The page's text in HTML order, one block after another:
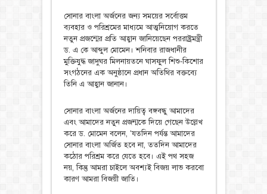
সোনার বাংলা অর্জনের জন্য সময়ের সর্বোত্তম
ব্যবহার ও পরিশ্রমের মাধ্যমে আত্মনিয়োগ করতে
নতুন প্রজন্মের প্রতি আহ্বান জানিয়েছেন পররাষ্ট্রমন্ত্রী
ড. এ কে আব্দুল মোমেন। শনিবার রাজধানীর
মুক্তিযুদ্ধ জাদুঘর মিলনায়তনে ঘাসফুল শিশু-কিশোর
সংগঠনের এক অনুষ্ঠানে প্রধান অতিথির বক্তব্যে
তিনি এ আহ্বান জানান।
সোনার বাংলা অর্জনের দায়িত্ব বঙ্গবন্ধু আমাদের
এবং আমাদের নতুন প্রজন্মকে দিয়ে গেছেন উল্লেখ
করে ড. মোমেন বলেন, ‘যতদিন পর্যন্ত আমাদের
সোনার বাংলা অর্জিত হবে না, ততদিন আমাদের
কঠোর পরিশ্রম করে যেতে হবে। এই পথ সহজ
নয়, কিন্তু আমরা চাইলে অবশ্যই বিজয় লাভ করবো
কারণ আমরা বিজয়ী জাতি।